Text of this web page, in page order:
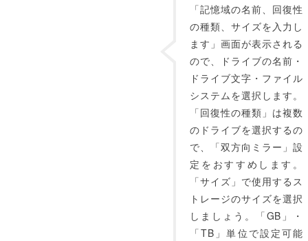
「記憶域の名前、回復性
の種類、サイズを入力し
ます」画面が表示される
ので、ドライブの名前・
ドライブ文字・ファイル
システムを選択します。
「回復性の種類」は複数
のドライブを選択するの
で、「双方向ミラー」設
定をおすすめします。
「サイズ」で使用するス
トレージのサイズを選択
しましょう。「GB」・
「TB」単位で設定可能